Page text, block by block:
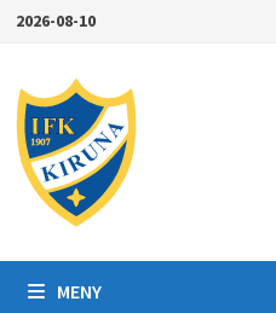
Hoppa
2026-08-10
MENY